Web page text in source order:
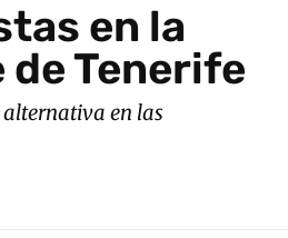
en la
Tenerife
alternativa en las